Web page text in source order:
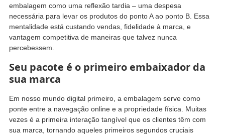
embalagem como uma reflexão tardia – uma despesa
necessária para levar os produtos do ponto A ao ponto B. Essa
mentalidade está custando vendas, fidelidade à marca, e
vantagem competitiva de maneiras que talvez nunca
percebessem.
Seu pacote é o primeiro embaixador da
sua marca
Em nosso mundo digital primeiro, a embalagem serve como
ponte entre a navegação online e a propriedade física. Muitas
vezes é a primeira interação tangível que os clientes têm com
sua marca, tornando aqueles primeiros segundos cruciais